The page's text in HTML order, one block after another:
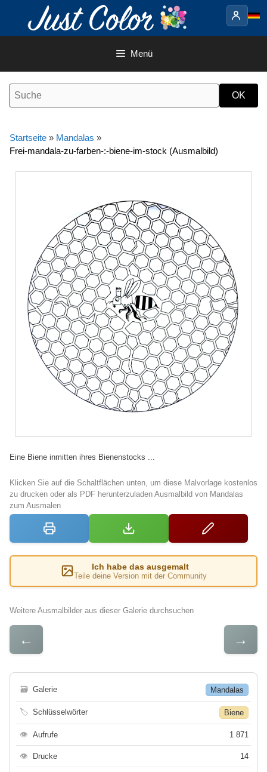
Inhalt
Menü
Startseite » Mandalas »
Frei-mandala-zu-farben-:-biene-im-stock (Ausmalbild)
Eine Biene inmitten ihres Bienenstocks ...
Klicken Sie auf die Schaltflächen unten, um diese Malvorlage kostenlos
zu drucken oder als PDF herunterzuladen Ausmalbild von Mandalas
zum Ausmalen
Ich habe das ausgemalt
Teile deine Version mit der Community
Weitere Ausmalbilder aus dieser Galerie durchsuchen
← →
🗃 Galerie Mandalas
🏷 Schlüsselwörter Biene
👁 Aufrufe 1 871
👁 Drucke 14